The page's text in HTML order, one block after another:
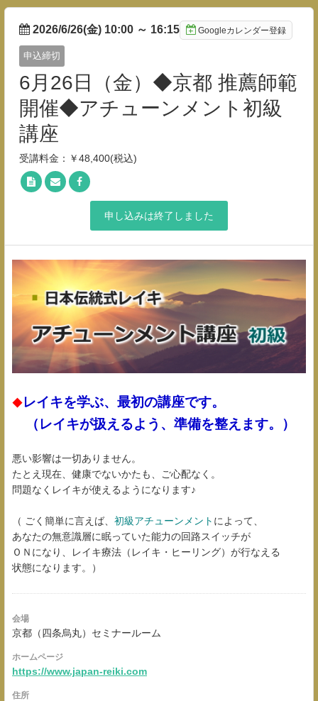
2026/6/26(金) 10:00 ～ 16:15 Googleカレンダー登録
申込締切
6月26日（金）◆京都 推薦師範
開催◆アチューンメント初級
講座
受講料金：￥48,400(税込)
申し込みは終了しました
◆レイキを学ぶ、最初の講座です。
（レイキが扱えるよう、準備を整えます。）
悪い影響は一切ありません。
たとえ現在、健康でないかたも、ご心配なく。
問題なくレイキが使えるようになります♪
（ ごく簡単に言えば、 初級アチューンメント によって、
あなたの無意識層に眠っていた能力の回路スイッチが
ＯＮになり、レイキ療法（レイキ・ヒーリング）が行なえる
状態になります。）
会場
京都（四条烏丸）セミナールーム
ホームページ
https://www.japan-reiki.com
住所